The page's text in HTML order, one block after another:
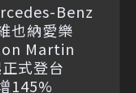
Benz
也納愛樂
Martin
式登台
145%